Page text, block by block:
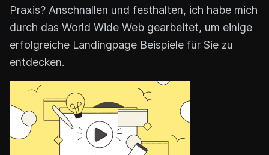
Praxis? Anschnallen und festhalten, ich habe mich
durch das World Wide Web gearbeitet, um einige
erfolgreiche Landingpage Beispiele für Sie zu
entdecken.